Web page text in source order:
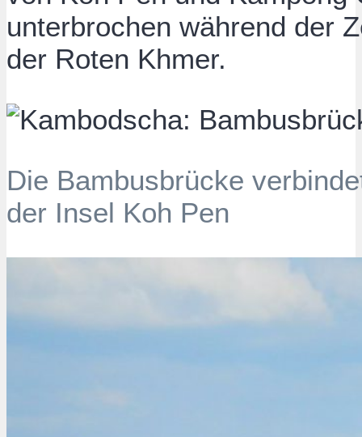
unterbrochen während der
der Roten Khmer.
Die Bambusbrücke
der Insel Koh Pen